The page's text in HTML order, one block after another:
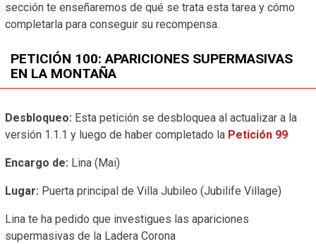
sección te enseñaremos de qué se trata esta tarea y cómo
completarla para conseguir su recompensa.
PETICIÓN 100: APARICIONES SUPERMASIVAS
EN LA MONTAÑA
Desbloqueo: Esta petición se desbloquea al actualizar a la
versión 1.1.1 y luego de haber completado la Petición 99
Encargo de: Lina (Mai)
Lugar: Puerta principal de Villa Jubileo (Jubilife Village)
Lina te ha pedido que investigues las apariciones
supermasivas de la Ladera Corona